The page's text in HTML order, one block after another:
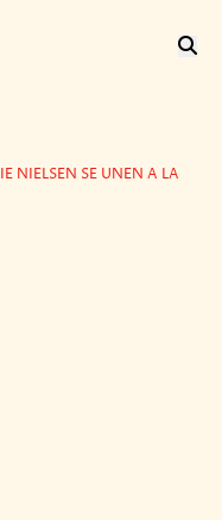
NIELSEN SE UNEN A LA